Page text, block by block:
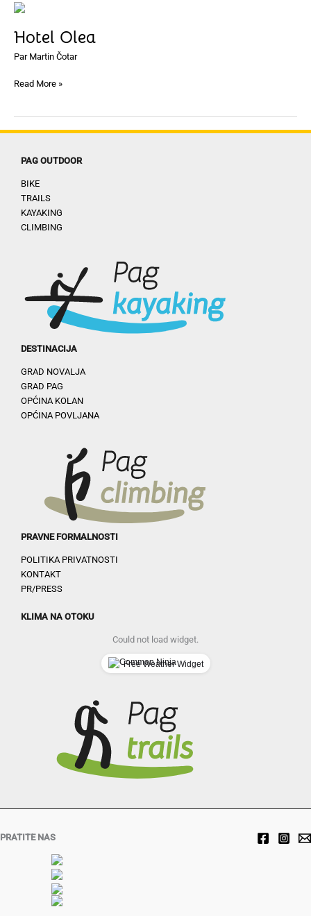
Hotel Olea
Par Martin Čotar
Hotel
Read More »
PAG OUTDOOR
BIKE
TRAILS
KAYAKING
CLIMBING
DESTINACIJA
GRAD NOVALJA
GRAD PAG
OPĆINA KOLAN
OPĆINA POVLJANA
PRAVNE FORMALNOSTI
POLITIKA PRIVATNOSTI
KONTAKT
PR/PRESS
KLIMA NA OTOKU
Could not load widget.
Free Weather Widget
PRATITE NAS